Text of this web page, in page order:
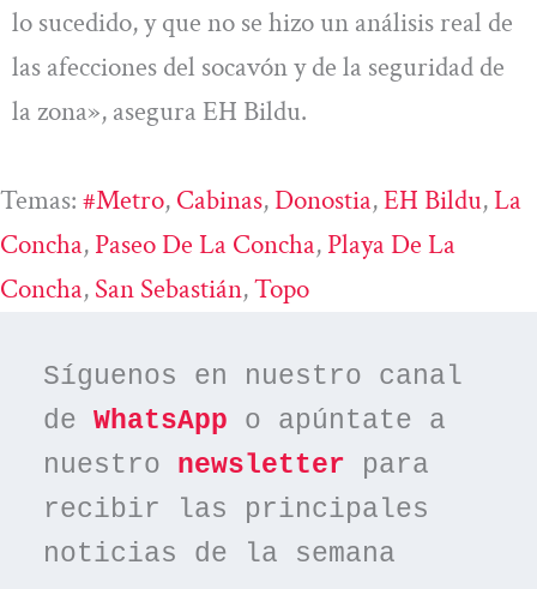
lo sucedido, y que no se hizo un análisis real de
las afecciones del socavón y de la seguridad de
la zona», asegura EH Bildu.
Temas: #metro, Cabinas, Donostia, EH Bildu, La
Concha, Paseo De La Concha, Playa De La
Concha, San Sebastián, Topo
Síguenos en nuestro canal
de WhatsApp o apúntate a
nuestro newsletter para
recibir las principales
noticias de la semana